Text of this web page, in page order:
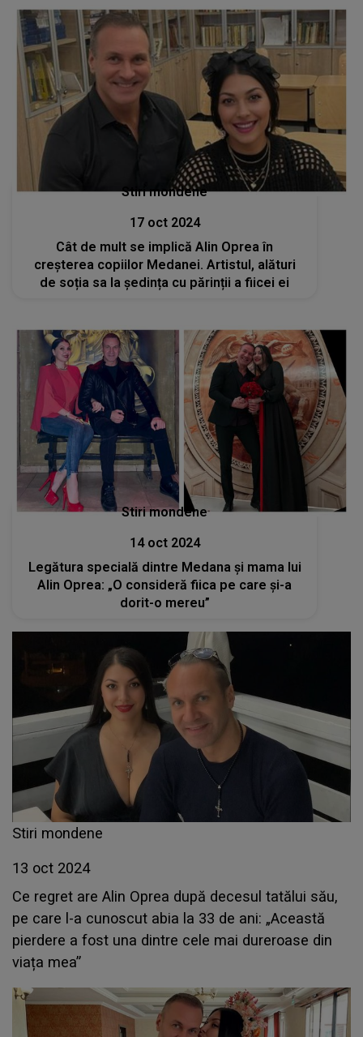
Stiri mondene
17 oct 2024
Cât de mult se implică Alin Oprea în
creșterea copiilor Medanei. Artistul, alături
de soția sa la ședința cu părinții a fiicei ei
Stiri mondene
14 oct 2024
Legătura specială dintre Medana și mama lui
Alin Oprea: „O consideră fiica pe care și-a
dorit-o mereu”
Stiri mondene
13 oct 2024
Ce regret are Alin Oprea după decesul tatălui său,
pe care l-a cunoscut abia la 33 de ani: „Această
pierdere a fost una dintre cele mai dureroase din
viața mea”